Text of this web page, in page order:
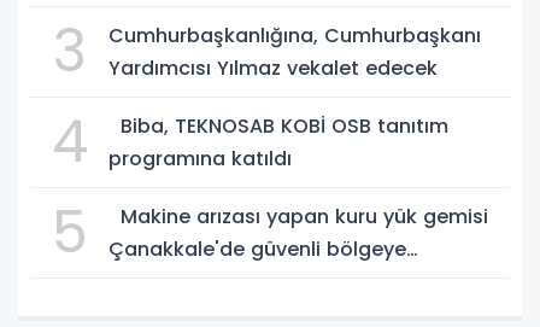
3
Cumhurbaşkanlığına, Cumhurbaşkanı
Yardımcısı Yılmaz vekalet edecek
4
Biba, TEKNOSAB KOBİ OSB tanıtım
programına katıldı
5
Makine arızası yapan kuru yük gemisi
Çanakkale'de güvenli bölgeye